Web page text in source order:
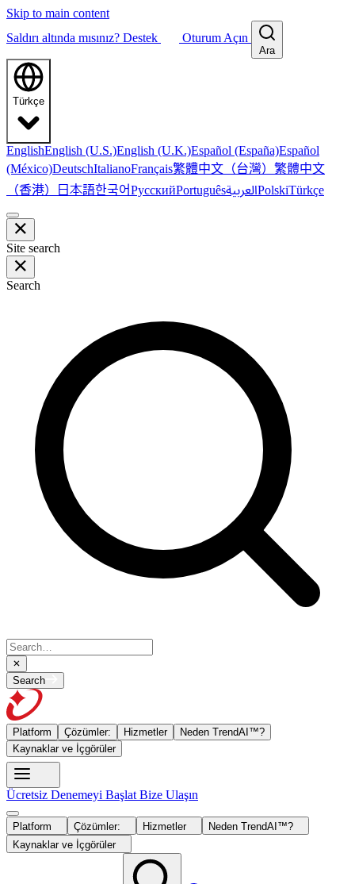
Skip to main content
Saldırı altında mısınız? Destek Oturum Açın
Ara
Türkçe
EnglishEnglish (U.S.)English (U.K.)Español (España)Español
(México)DeutschItalianoFrançais繁體中文（台灣） 繁體中文
（香港） 日本語한국어РусскийPortuguêsالعربيةPolskiTürkçe
Site search
Search
Search
Platform Çözümler: Hizmetler
Neden TrendAI™?
Kaynaklar ve İçgörüler
Ücretsiz Denemeyi Başlat Bize Ulaşın
Platform Çözümler: Hizmetler
Neden TrendAI™?
Kaynaklar ve İçgörüler